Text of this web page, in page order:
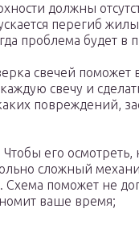
должны
перегиб жилы,
проблема будет в
свечей поможет
свечу и
повреждений,
его осмотреть,
сложный
Схема поможет не
ваше время;